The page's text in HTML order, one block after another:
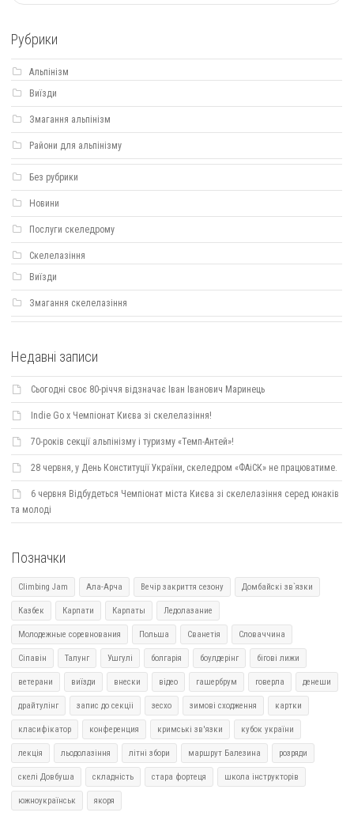
Рубрики
Альпінізм
Виїзди
Змагання альпінізм
Райони для альпінізму
Без рубрики
Новини
Послуги скеледрому
Скелелазіння
Виїзди
Змагання скелелазіння
Недавні записи
Сьогодні своє 80-річчя відзначає Іван Іванович Маринець
Indie Go х Чемпіонат Києва зі скелелазіння!
70-років секції альпінізму і туризму «Темп-Антей»!
28 червня, у День Конституції України, скеледром «ФАіСК» не працюватиме.
6 червня Відбудеться Чемпіонат міста Києва зі скелелазіння серед юнаків
та молоді
Позначки
Climbing Jam Ала-Арча Вечір закриття сезону Домбайскі зв`язки
Казбек Карпати Карпаты Ледолазание
Молодежные соревнования Польша Сванетія Словаччина
Сіпавін Талунг Ушгулі болгарія боулдерінг бігові лижи
ветерани виїзди внески відео гашербрум говерла денеши
драйтулінг запис до секціі зесхо зимові сходження картки
класифікатор конференция кримські зв'язки кубок україни
лекція льодолазіння літні збори маршрут Балезина розряди
скелі Довбуша складність стара фортеця школа інструкторів
южноукраїнськ якоря